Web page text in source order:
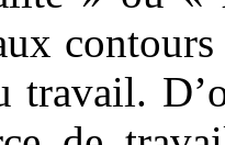
travail.